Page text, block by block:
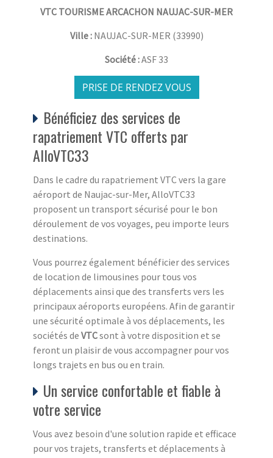
VTC TOURISME ARCACHON NAUJAC-SUR-MER
Ville : NAUJAC-SUR-MER (33990)
Société :ASF 33
PRISE DE RENDEZ VOUS
Bénéficiez des services de
rapatriement VTC offerts par
AlloVTC33
Dans le cadre du rapatriement VTC vers la gare
aéroport de Naujac-sur-Mer, AlloVTC33
proposent un transport sécurisé pour le bon
déroulement de vos voyages, peu importe leurs
destinations.
Vous pourrez également bénéficier des services
de location de limousines pour tous vos
déplacements ainsi que des transferts vers les
principaux aéroports européens. Afin de garantir
une sécurité optimale à vos déplacements, les
sociétés de VTCsont à votre disposition et se
feront un plaisir de vous accompagner pour vos
longs trajets en bus ou en train.
Un service confortable et fiable à
votre service
Vous avez besoin d'une solution rapide et efficace
pour vos trajets, transferts et déplacements à